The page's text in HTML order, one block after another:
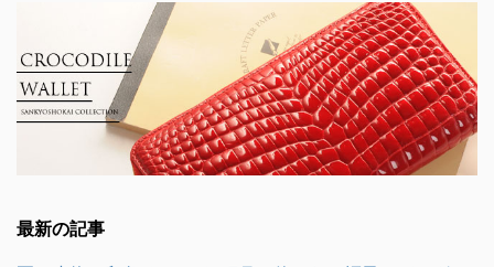
最新の記事